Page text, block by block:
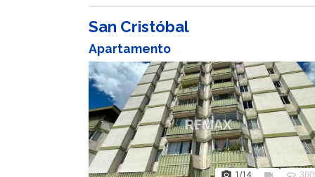
San Cristóbal
Apartamento
1/14